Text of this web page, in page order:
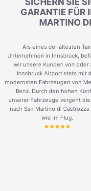
GARANTIE FÜR
MARTINO
Als eines der ältesten Taxi
Unternehmen in Innsbruck,
wir unsere Kunden von oder
Innsbruck Airport stets mit
modernsten Fahrzeugen von
Benz. Durch den hohen
unserer Fahrzeuge vergeht die
nach San Martino di Castrozza
wie im Flug.